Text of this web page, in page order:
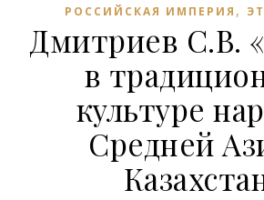
РОССИЙСКАЯ ИМПЕРИЯ ,
Дмитриев С.В.
в
культуре
Средней